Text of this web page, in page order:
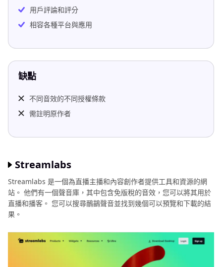
用戶評論和評分
相容各種平台與應用
缺點
不同音效的不同授權條款
需註明原作者
Streamlabs
Streamlabs 是一個為直播主播和內容創作者提供工具和資源的網
站。 他們有一個聲音庫，其中包含免版稅的音效，您可以將其用於
直播和播客。 您可以搜尋鴯鶓聲音並找到幾個可以預覽和下載的結
果。